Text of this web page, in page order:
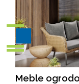
Meble